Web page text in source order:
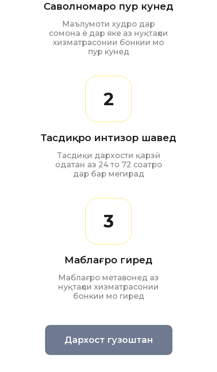
Саволномаро пур кунед
Маълумоти худро дар
сомона ё дар яке аз нуқтаҳои
хизматрасонии бонкии мо
пур кунед
2
Тасдиқро интизор шавед
Тасдиқи дархости қарзӣ
одатан аз 24 то 72 соатро
дар бар мегирад
3
Маблағро гиред
Маблағро метавонед аз
нуқтаҳои хизматрасонии
бонкии мо гиред
Дархост гузоштан